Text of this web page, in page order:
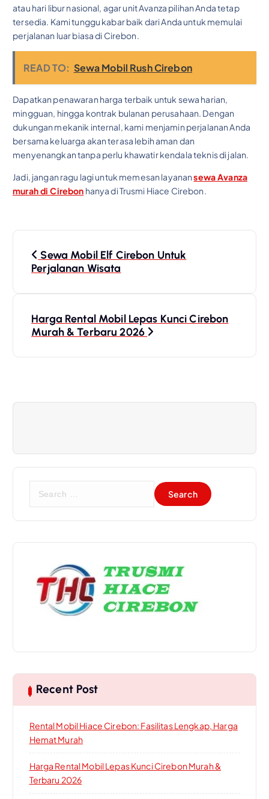
atau hari libur nasional, agar unit Avanza pilihan Anda tetap
tersedia. Kami tunggu kabar baik dari Anda untuk memulai
perjalanan luar biasa di Cirebon.
READ TO: Sewa Mobil Rush Cirebon
Dapatkan penawaran harga terbaik untuk sewa harian,
mingguan, hingga kontrak bulanan perusahaan. Dengan
dukungan mekanik internal, kami menjamin perjalanan Anda
bersama keluarga akan terasa lebih aman dan
menyenangkan tanpa perlu khawatir kendala teknis di jalan.
Jadi, jangan ragu lagi untuk memesan layanansewa Avanza
murah di Cirebon hanya di Trusmi Hiace Cirebon.
a
Sewa Mobil Elf Cirebon Untuk
Perjalanan Wisata
Harga Rental Mobil Lepas Kunci Cirebon
Murah & Terbaru 2026
Recent Post
Rental Mobil Hiace Cirebon: Fasilitas Lengkap, Harga
Hemat Murah
Harga Rental Mobil Lepas Kunci Cirebon Murah &
Terbaru 2026